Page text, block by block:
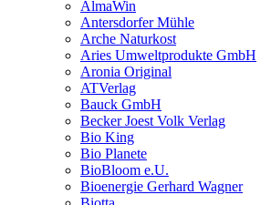
AlmaWin
Antersdorfer Mühle
Arche Naturkost
Aries Umweltprodukte GmbH
Aronia Original
ATVerlag
Bauck GmbH
Becker Joest Volk Verlag
Bio King
Bio Planete
BioBloom e.U.
Bioenergie Gerhard Wagner